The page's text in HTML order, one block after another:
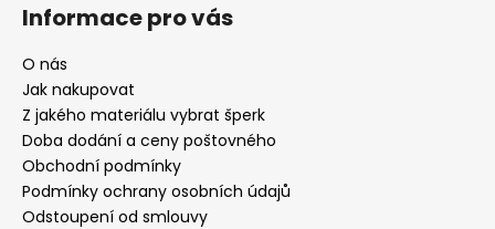
Informace pro vás
O nás
Jak nakupovat
Z jakého materiálu vybrat šperk
Doba dodání a ceny poštovného
Obchodní podmínky
Podmínky ochrany osobních údajů
Odstoupení od smlouvy